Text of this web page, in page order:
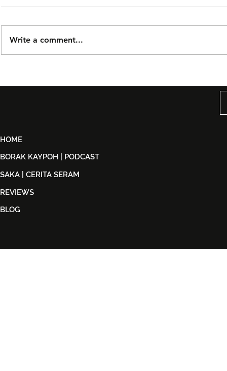
Dijual
Write a comment...
HOME
BORAK KAYPOH | PODCAST
SAKA | CERITA SERAM
REVIEWS
BLOG